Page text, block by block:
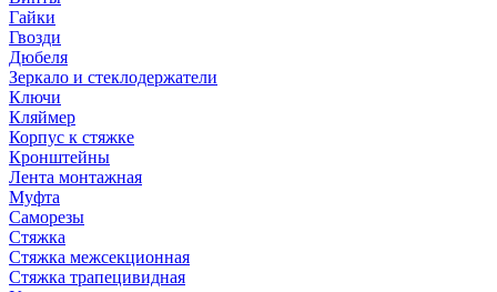
Гайки
Гвозди
Дюбеля
Зеркало и стеклодержатели
Ключи
Кляймер
Корпус к стяжке
Кронштейны
Лента монтажная
Муфта
Саморезы
Стяжка
Стяжка межсекционная
Стяжка трапецивидная